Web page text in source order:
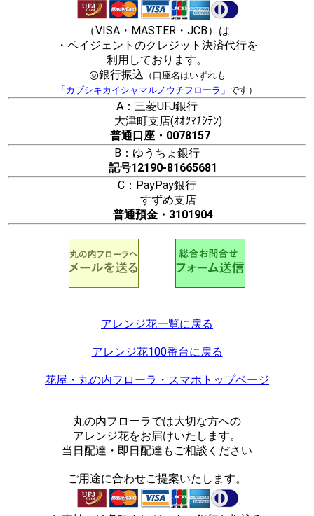
（VISA・MASTER・JCB）は
・ペイジェントのクレジット決済代行を
利用しております。
◎銀行振込 （口座名はいずれも
「カブシキカイシャマルノウチフローラ」 です）
A：三菱UFJ銀行
大津町支店(ｵｵﾂﾏﾁｼﾃﾝ)
普通口座・0078157
B：ゆうちょ銀行
記号12190-81665681
C：PayPay銀行
すずめ支店
普通預金・3101904
アレンジ花一覧に戻る
アレンジ花100番台に戻る
花屋・丸の内フローラ・スマホトップページ
丸の内フローラでは大切な方への
アレンジ花をお届けいたします。
当日配達・即日配達もご相談ください
ご用途に合わせご提案いたします。